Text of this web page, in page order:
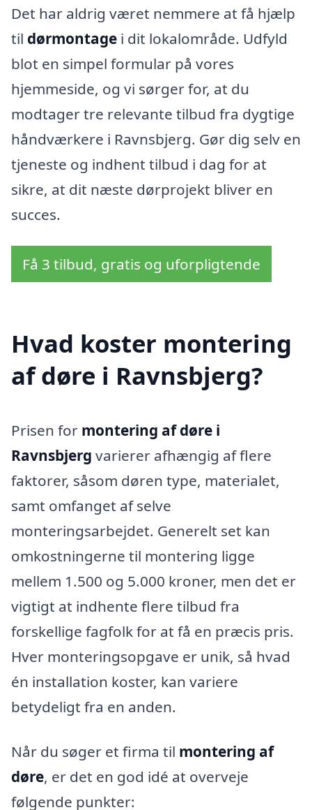
Det har aldrig været nemmere at få hjælp
til dørmontage i dit lokalområde. Udfyld
blot en simpel formular på vores
hjemmeside, og vi sørger for, at du
modtager tre relevante tilbud fra dygtige
håndværkere i Ravnsbjerg. Gør dig selv en
tjeneste og indhent tilbud i dag for at
sikre, at dit næste dørprojekt bliver en
succes.
Få 3 tilbud, gratis og uforpligtende
Hvad koster montering
af døre i Ravnsbjerg?
Prisen for montering af døre i
Ravnsbjerg varierer afhængig af flere
faktorer, såsom døren type, materialet,
samt omfanget af selve
monteringsarbejdet. Generelt set kan
omkostningerne til montering ligge
mellem 1.500 og 5.000 kroner, men det er
vigtigt at indhente flere tilbud fra
forskellige fagfolk for at få en præcis pris.
Hver monteringsopgave er unik, så hvad
én installation koster, kan variere
betydeligt fra en anden.
Når du søger et firma til montering af
døre, er det en god idé at overveje
følgende punkter: